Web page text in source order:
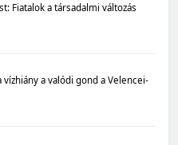
Fiatalok a társadalmi változás
vízhiány a valódi gond a Velencei-